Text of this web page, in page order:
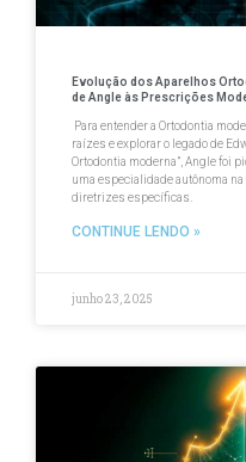
Evolução dos Aparelhos
de Angle às Prescrições
Para entender a Ortodontia
raízes e explorar o legado de
Ortodontia moderna”, Angle foi
uma especialidade autônoma
diretrizes específicas.
CONTINUE LENDO »
junho 23, 2025